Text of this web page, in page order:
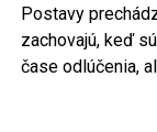
Postavy
zachovajú, keď
čase odlúčenia,